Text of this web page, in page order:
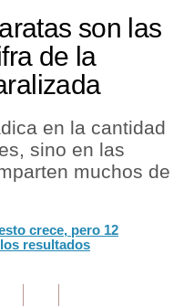
son las
de la
en la cantidad
sino en las
muchos de
crece, pero 12
resultados